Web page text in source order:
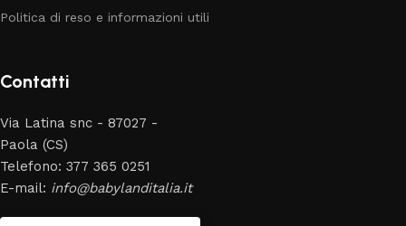
Politica di reso e informazioni utili
Contatti
Via Latina snc - 87027 -
Paola (CS)
Telefono: 377 365 0251
E-mail: info@babylanditalia.it